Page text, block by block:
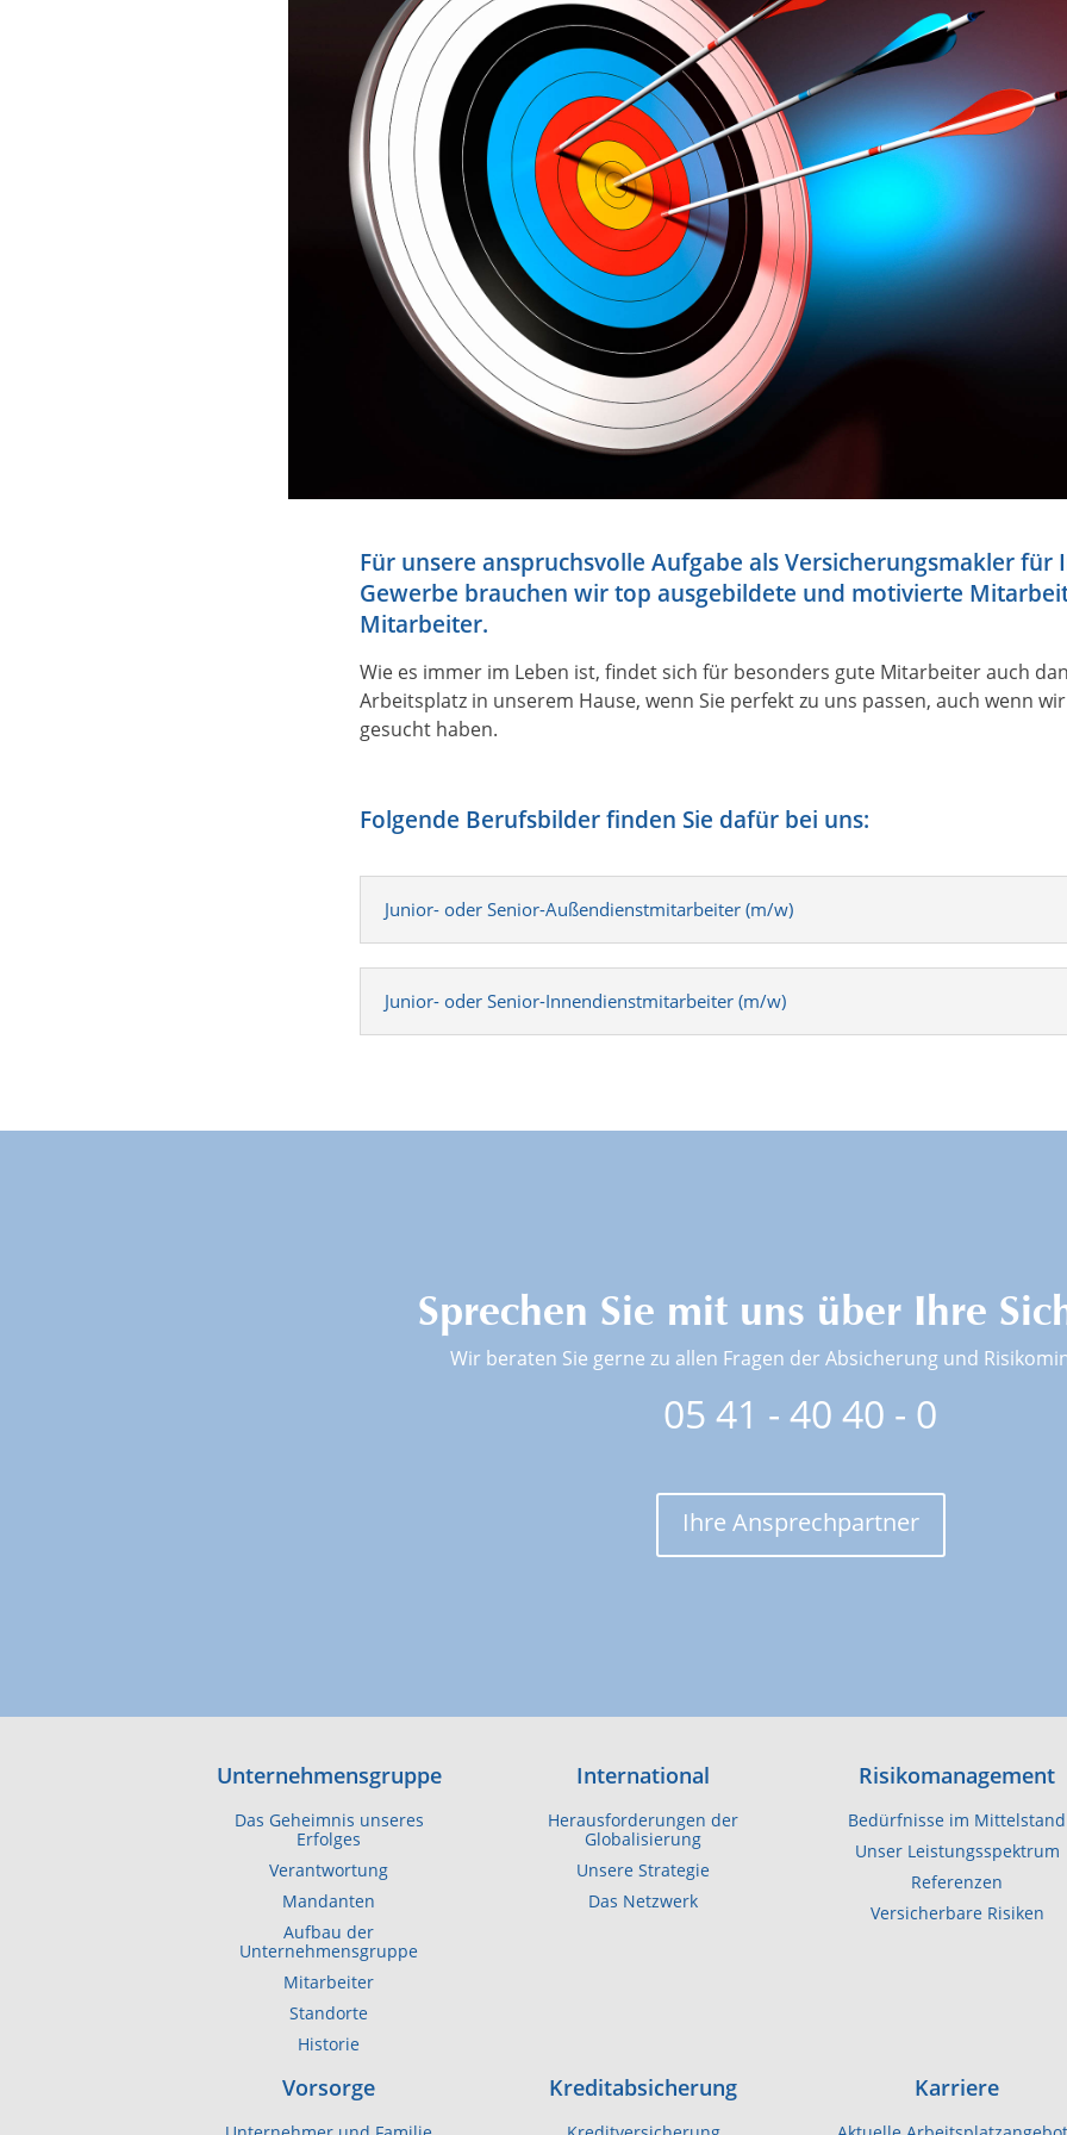
Für unsere anspruchsvolle Aufgabe als Versicherungsmakler für
Gewerbe brauchen wir top ausgebildete und motivierte
Mitarbeiter.
Wie es immer im Leben ist, findet sich für besonders gute Mitarbeiter auch
Arbeitsplatz in unserem Hause, wenn Sie perfekt zu uns passen, auch wenn
gesucht haben.
Folgende Berufsbilder finden Sie dafür bei uns:
Junior- oder Senior-Außendienstmitarbeiter (m/w)
Junior- oder Senior-Innendienstmitarbeiter (m/w)
Sprechen Sie mit uns über Ihre
Wir beraten Sie gerne zu allen Fragen der Absicherung und
05 41 - 40 40 - 0
Ihre Ansprechpartner
Unternehmensgruppe
Das Geheimnis unseres
Erfolges
Verantwortung
Mandanten
Aufbau der
Unternehmensgruppe
Mitarbeiter
Standorte
Historie
International
Herausforderungen der
Globalisierung
Unsere Strategie
Das Netzwerk
Risikomanagement
Bedürfnisse im Mittelstand
Unser Leistungsspektrum
Referenzen
Versicherbare Risiken
Vorsorge Kreditabsicherung Karriere